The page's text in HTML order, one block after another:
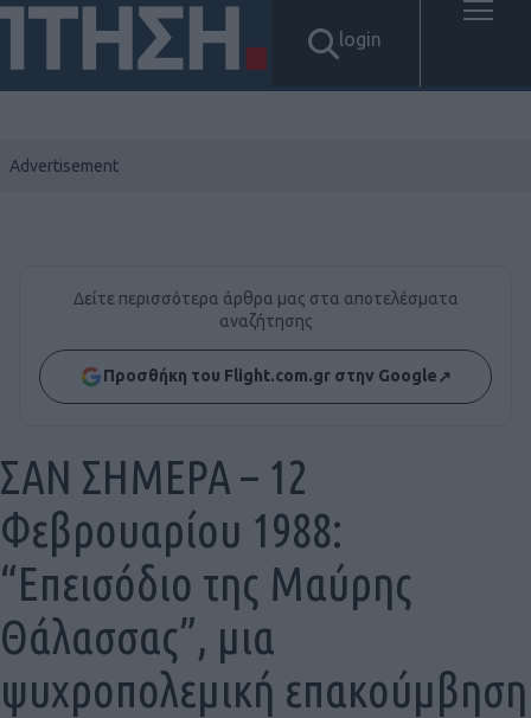
login
Δείτε περισσότερα άρθρα μας στα αποτελέσματα
αναζήτησης
Προσθήκη του Flight.com.gr στην Google↗
ΣΑΝ ΣΗΜΕΡΑ – 12
Φεβρουαρίου 1988:
“Επεισόδιο της Μαύρης
Θάλασσας”, μια
ψυχροπολεμική επακούμβηση